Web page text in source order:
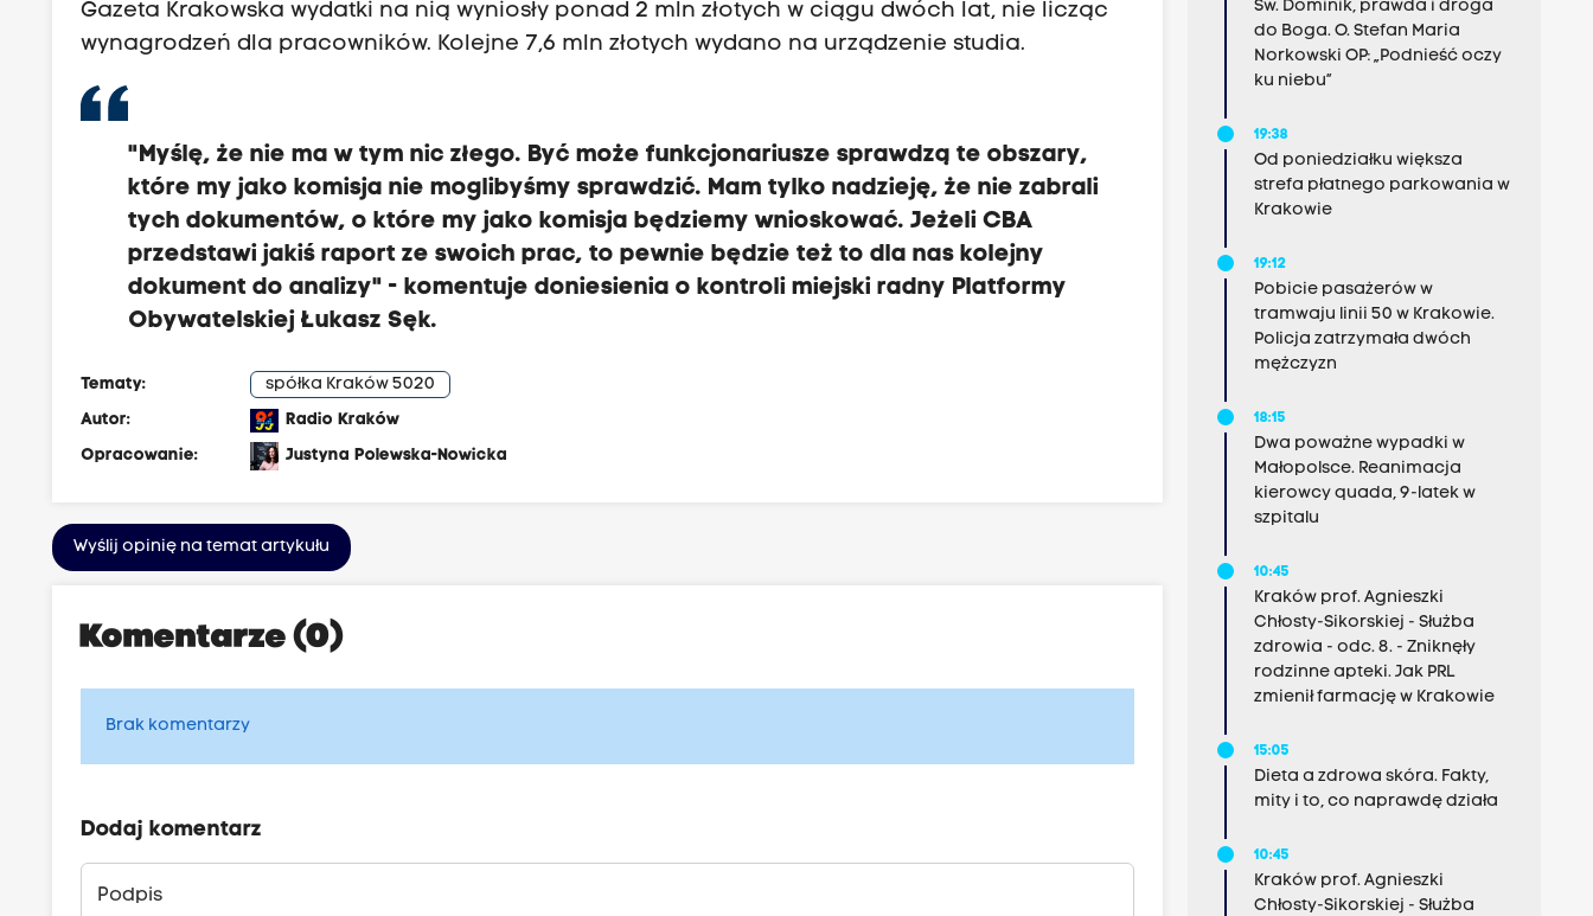
Gazeta Krakowska wydatki na nią wyniosły ponad 2 mln złotych w ciągu dwóch lat, nie licząc
wynagrodzeń dla pracowników. Kolejne 7,6 mln złotych wydano na urządzenie studia.
"Myślę, że nie ma w tym nic złego. Być może funkcjonariusze sprawdzą te obszary,
które my jako komisja nie moglibyśmy sprawdzić. Mam tylko nadzieję, że nie zabrali
tych dokumentów, o które my jako komisja będziemy wnioskować. Jeżeli CBA
przedstawi jakiś raport ze swoich prac, to pewnie będzie też to dla nas kolejny
dokument do analizy" - komentuje doniesienia o kontroli miejski radny Platformy
Obywatelskiej Łukasz Sęk.
Tematy:
spółka Kraków 5020
Autor:
Radio Kraków
Opracowanie:
Justyna Polewska-Nowicka
Wyślij opinię na temat artykułu
Komentarze (0)
Brak komentarzy
Dodaj komentarz
Podpis
Św. Dominik, prawda i droga
do Boga. O. Stefan Maria
Norkowski OP: „Podnieść oczy
ku niebu”
19:38
Od poniedziałku większa
strefa płatnego parkowania w
Krakowie
19:12
Pobicie pasażerów w
tramwaju linii 50 w Krakowie.
Policja zatrzymała dwóch
mężczyzn
18:15
Dwa poważne wypadki w
Małopolsce. Reanimacja
kierowcy quada, 9-latek w
szpitalu
10:45
Kraków prof. Agnieszki
Chłosty-Sikorskiej - Służba
zdrowia - odc. 8. - Zniknęły
rodzinne apteki. Jak PRL
zmienił farmację w Krakowie
15:05
Dieta a zdrowa skóra. Fakty,
mity i to, co naprawdę działa
10:45
Kraków prof. Agnieszki
Chłosty-Sikorskiej - Służba